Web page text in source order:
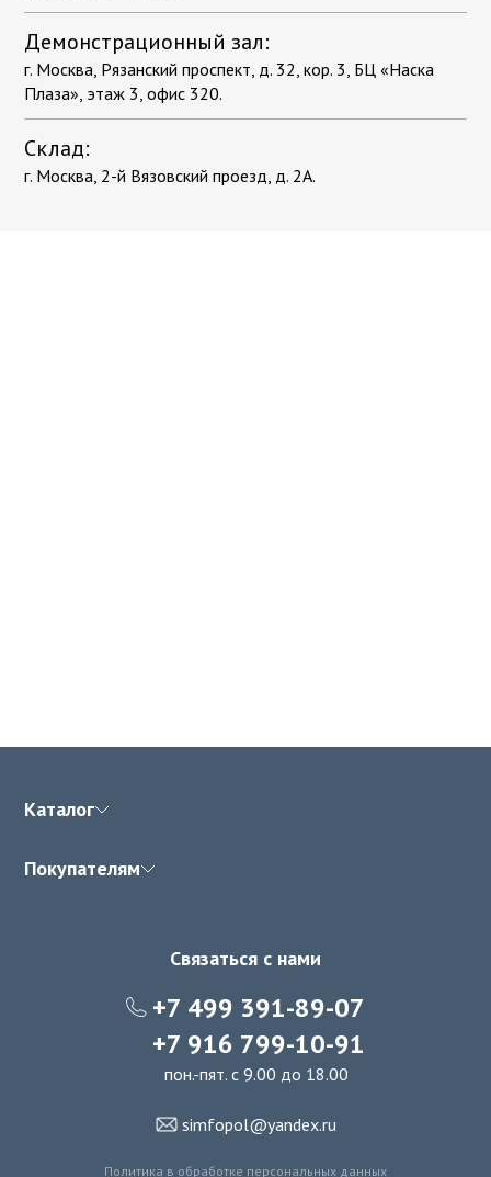
Демонстрационный зал:
г. Москва, Рязанский проспект, д. 32, кор. 3, БЦ «Наска
Плаза», этаж 3, офис 320.
Склад:
г. Москва, 2-й Вязовский проезд, д. 2А.
Каталог
Покупателям
Связаться с нами
+7 499 391-89-07
+7 916 799-10-91
пон.-пят. с 9.00 до 18.00
simfopol@yandex.ru
Политика в обработке персональных данных